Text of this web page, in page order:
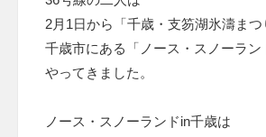
2月1日から「千歳・支笏湖氷濤まつ
千歳市にある「ノース・スノーラン
やってきました。
ノース・スノーランドin千歳は